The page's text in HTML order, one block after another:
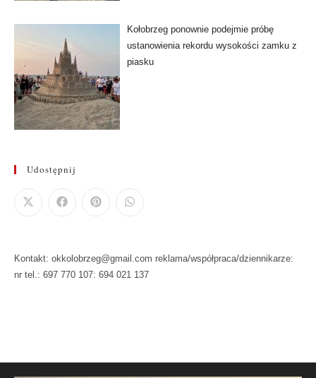
Kołobrzeg ponownie podejmie próbę
ustanowienia rekordu wysokości zamku z
piasku
Udostępnij
Kontakt: okkolobrzeg@gmail.com reklama/współpraca/dziennikarze:
nr tel.: 697 770 107: 694 021 137